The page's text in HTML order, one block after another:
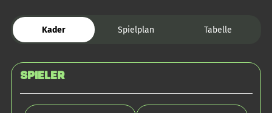
Kader Spielplan Tabelle
Spieler